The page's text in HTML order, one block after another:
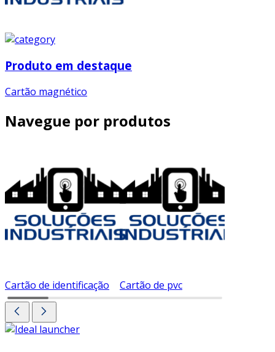
Produto em destaque
Cartão magnético
Navegue por produtos
Cartão de identificação Cartão de pvc